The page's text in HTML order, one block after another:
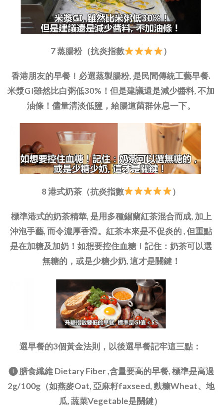
7 蒸腸粉（抗炎指數 ）
香港朋友的早餐！必選蒸製腸粉, 是民間傳統工藝早餐.
米漿GI雖然比白粥低30%！但是建議還是減少醬料, 不加
油條！儘量清淡低鹽，給腸道菌群休息一下。
8 港式奶茶（抗炎指數 ）
標準港式的奶茶精華, 是用多種錫蘭紅茶混合而成, 加上
沖泡手藝, 而令濃厚香滑。紅茶本來是不促炎的 , 但重點
是在加糖及加奶！如想要控住血糖！記住：奶茶可以選
無糖的，或是少糖少奶, 這才是關鍵！
選早餐的3個黃金法則，以後選早餐記牢這三點：
❶ 膳食纖維 Dietary Fiber ,含量要高的早餐, 標準是高過
2g/100g（如燕麥Oat, 亞麻籽faxseed, 麩糠Wheat、地
瓜, 蔬菜Vegetable是關鍵）